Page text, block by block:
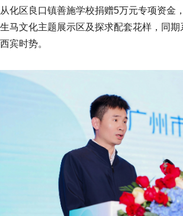
从化区良口镇善施学校捐赠5万元专项资金
生马文化主题展示区及探求配套花样，同
西宾时势。